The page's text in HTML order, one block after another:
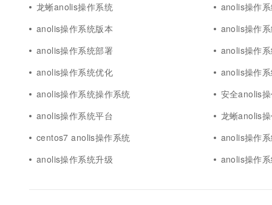
龙蜥anolis操作系统
anolis操作
anolis操作系统版本
anolis操作
anolis操作系统部署
anolis操作
anolis操作系统优化
anolis操作
anolis操作系统操作系统
安全anolis
anolis操作系统平台
龙蜥anolis
centos7 anolis操作系统
anolis操作
anolis操作系统升级
anolis操作